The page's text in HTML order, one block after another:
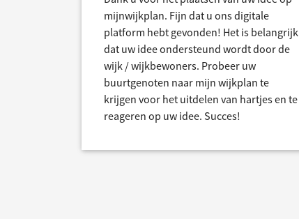
mijnwijkplan. Fijn dat u ons digitale
platform hebt gevonden! Het is belangrijk
dat uw idee ondersteund wordt door de
wijk / wijkbewoners. Probeer uw
buurtgenoten naar mijn wijkplan te
krijgen voor het uitdelen van hartjes en te
reageren op uw idee. Succes!